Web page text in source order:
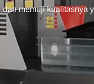
dan memuji kualitasnya